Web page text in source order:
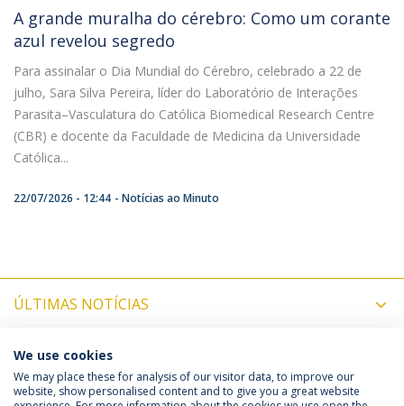
A grande muralha do cérebro: Como um corante
azul revelou segredo
Para assinalar o Dia Mundial do Cérebro, celebrado a 22 de
julho, Sara Silva Pereira, líder do Laboratório de Interações
Parasita–Vasculatura do Católica Biomedical Research Centre
(CBR) e docente da Faculdade de Medicina da Universidade
Católica...
22/07/2026 - 12:44 Notícias ao Minuto
ÚLTIMAS NOTÍCIAS
PRÓXIMOS EVENTOS
We use cookies
We may place these for analysis of our visitor data, to improve our
website, show personalised content and to give you a great website